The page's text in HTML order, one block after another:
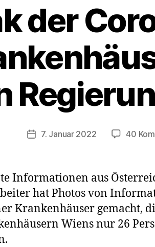
der
Veröffentlichungsdatum
7. Januar 2022 40
Informationen aus
hat Photos von
Krankenhäuser gemacht,
Wiens nur 26